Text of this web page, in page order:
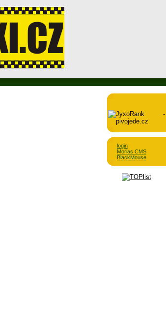
login
Morias CMS
BlackMouse